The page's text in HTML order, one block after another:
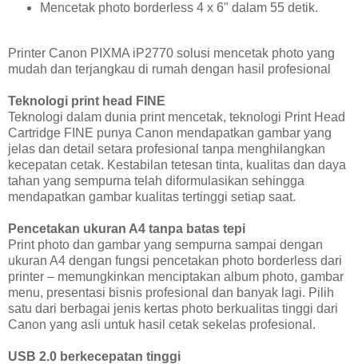
Mencetak photo borderless 4 x 6" dalam 55 detik.
Printer Canon PIXMA iP2770 solusi mencetak photo yang
mudah dan terjangkau di rumah dengan hasil profesional
Teknologi print head FINE
Teknologi dalam dunia print mencetak, teknologi Print Head
Cartridge FINE punya Canon mendapatkan gambar yang
jelas dan detail setara profesional tanpa menghilangkan
kecepatan cetak. Kestabilan tetesan tinta, kualitas dan daya
tahan yang sempurna telah diformulasikan sehingga
mendapatkan gambar kualitas tertinggi setiap saat.
Pencetakan ukuran A4 tanpa batas tepi
Print photo dan gambar yang sempurna sampai dengan
ukuran A4 dengan fungsi pencetakan photo borderless dari
printer – memungkinkan menciptakan album photo, gambar
menu, presentasi bisnis profesional dan banyak lagi. Pilih
satu dari berbagai jenis kertas photo berkualitas tinggi dari
Canon yang asli untuk hasil cetak sekelas profesional.
USB 2.0 berkecepatan tinggi